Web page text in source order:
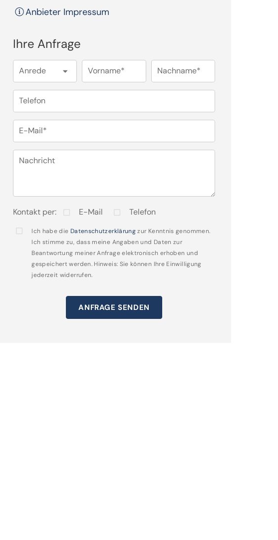
Anbieter Impressum
Ihre Anfrage
Anrede Vorname* Nachname*
Telefon
E-Mail*
Nachricht
Kontakt per: E-Mail Telefon
Ich habe die Datenschutzerklärungzur Kenntnis genommen.
Ich stimme zu, dass meine Angaben und Daten zur
Beantwortung meiner Anfrage elektronisch erhoben und
gespeichert werden. Hinweis: Sie können Ihre Einwilligung
jederzeit widerrufen.
ANFRAGE SENDEN